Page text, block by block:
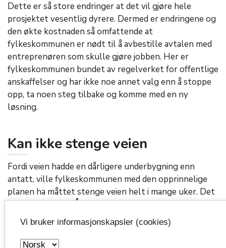
Dette er så store endringer at det vil gjøre hele
prosjektet vesentlig dyrere. Dermed er endringene og
den økte kostnaden så omfattende at
fylkeskommunen er nødt til å avbestille avtalen med
entreprenøren som skulle gjøre jobben. Her er
fylkeskommunen bundet av regelverket for offentlige
anskaffelser og har ikke noe annet valg enn å stoppe
opp, ta noen steg tilbake og komme med en ny
løsning.
Kan ikke stenge veien
Fordi veien hadde en dårligere underbygning enn
antatt, ville fylkeskommunen med den opprinnelige
planen ha måttet stenge veien helt i mange uker. Det
er helt uaktuelt. Årsaken er at det ikke finnes gode
nok omkjøringsmuligheter for de rundt 11 000
kjøretøyene som bruker veien hver dag. Det må være
mulig å kjøre på det innerste feltet mens resten av
Vi bruker informasjonskapsler (cookies)